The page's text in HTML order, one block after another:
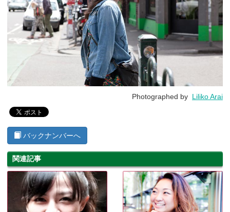
Photographed by Liliko Arai
バックナンバーへ
関連記事